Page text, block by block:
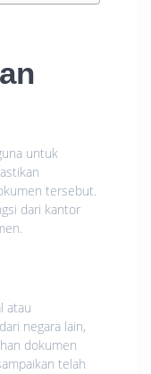
untuk
tersebut.
dari kantor
atau
negara lain,
dokumen
telah